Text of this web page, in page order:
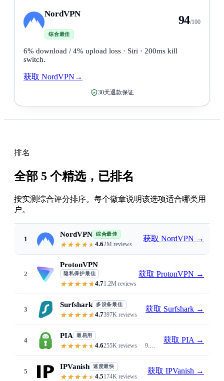
NordVPN
综合最佳
94/100
6% download / 4% upload loss · Siri · 200ms kill
switch.
获取 NordVPN →
30天退款保证
排名
全部 5 个精选，已排名
按实测综合评分排序。每个徽章说明该选项适合哪类用
户。
1
NordVPN 综合最佳
4.62M reviews 6% download / 4% upload loss ·
获取 NordVPN →
2
ProtonVPN
隐私保护最佳
4.71.2M reviews
获取 ProtonVPN →
3
Surfshark 多设备最佳
4.7397K reviews Unlimited devices · $1.99/mo ·
获取 Surfshark →
4
PIA 最易用
4.6255K reviews 9.4/10 ease of use · 35,000+ servers · auto-connect on untrusted Wi-Fi
获取 PIA →
5
IPVanish 速度最快
4.5174K reviews Lowest 4% download loss ·
获取 IPVanish →